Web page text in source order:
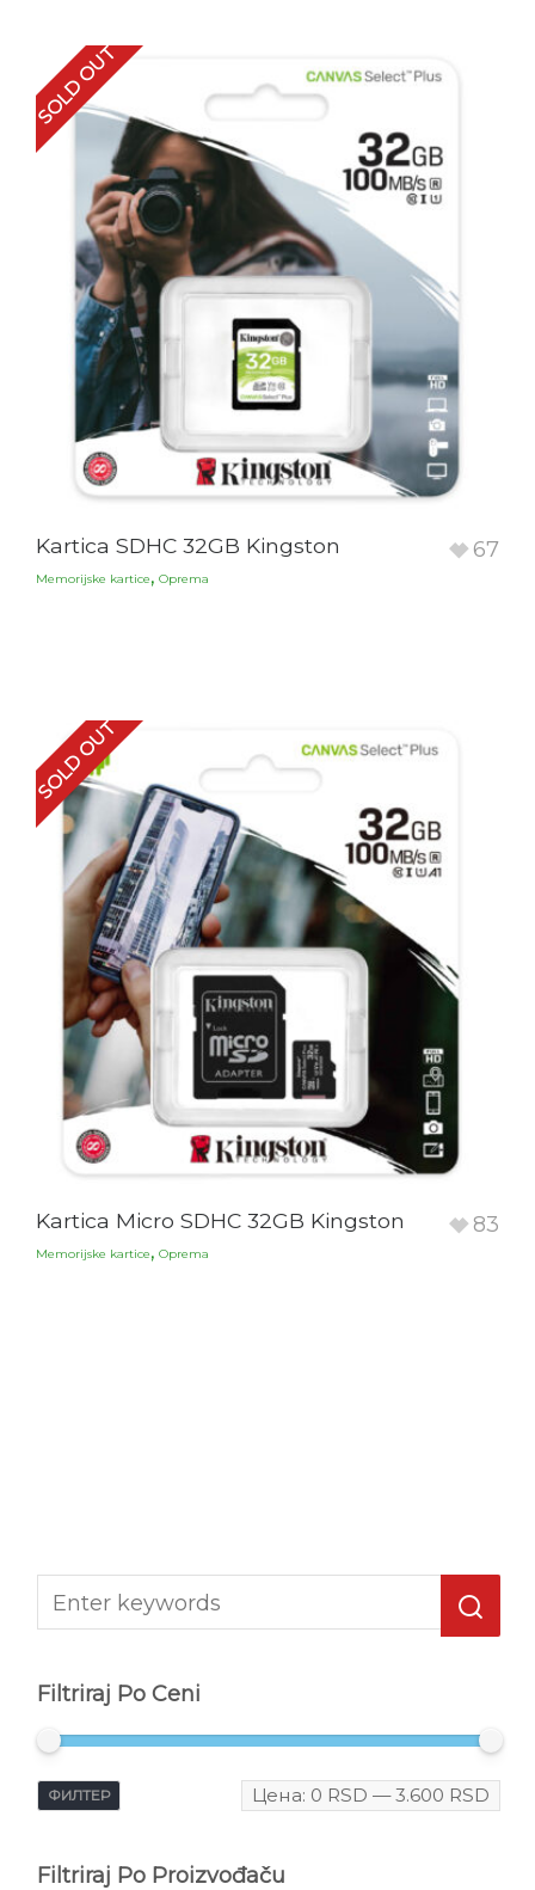
SOLD OUT
Kartica SDHC 32GB Kingston
Memorijske kartice, Oprema
67
SOLD OUT
Kartica Micro SDHC 32GB Kingston
Memorijske kartice, Oprema
83
Filtriraj Po Ceni
ФИЛТЕР Цена: 0 RSD —3.600 RSD
Filtriraj Po Proizvođaču